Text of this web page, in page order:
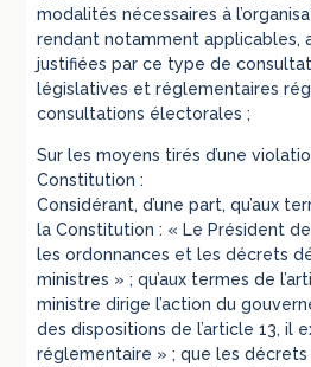
modalités nécessaires à
rendant notamment applicables,
justifiées par ce type de
législatives et réglementaires
consultations électorales ;
Sur les moyens tirés d’une
Constitution :
Considérant, d’une part, qu’aux
la Constitution : « Le Président
les ordonnances et les décrets
ministres » ; qu’aux termes de
ministre dirige l’action du
des dispositions de l’article 13, il
réglementaire » ; que les